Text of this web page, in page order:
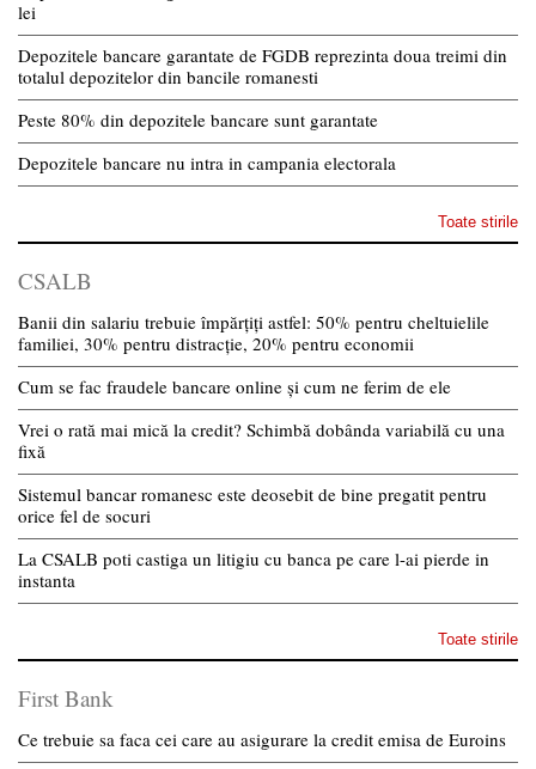
lei
Depozitele bancare garantate de FGDB reprezinta doua treimi din
totalul depozitelor din bancile romanesti
Peste 80% din depozitele bancare sunt garantate
Depozitele bancare nu intra in campania electorala
Toate stirile
CSALB
Banii din salariu trebuie împărțiți astfel: 50% pentru cheltuielile
familiei, 30% pentru distracție, 20% pentru economii
Cum se fac fraudele bancare online și cum ne ferim de ele
Vrei o rată mai mică la credit? Schimbă dobânda variabilă cu una
fixă
Sistemul bancar romanesc este deosebit de bine pregatit pentru
orice fel de socuri
La CSALB poti castiga un litigiu cu banca pe care l-ai pierde in
instanta
Toate stirile
First Bank
Ce trebuie sa faca cei care au asigurare la credit emisa de Euroins